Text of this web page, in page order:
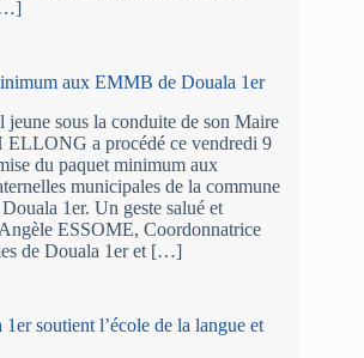
aux EMMB de Douala 1er
sous la conduite de son Maire
a procédé ce vendredi 9
du paquet minimum aux
municipales de la commune
1er. Un geste salué et
ESSOME, Coordonnatrice
de Douala 1er et […]
soutient l’école de la langue et